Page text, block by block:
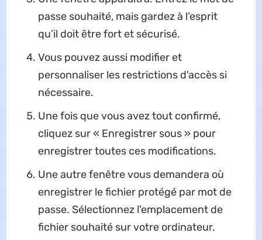
passe souhaité, mais gardez à l’esprit
qu’il doit être fort et sécurisé.
Vous pouvez aussi modifier et
personnaliser les restrictions d'accès si
nécessaire.
Une fois que vous avez tout confirmé,
cliquez sur « Enregistrer sous » pour
enregistrer toutes ces modifications.
Une autre fenêtre vous demandera où
enregistrer le fichier protégé par mot de
passe. Sélectionnez l'emplacement de
fichier souhaité sur votre ordinateur.